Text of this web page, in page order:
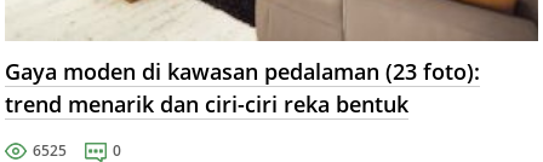
Gaya moden di kawasan pedalaman (23 foto):
trend menarik dan ciri-ciri reka bentuk
6525 0